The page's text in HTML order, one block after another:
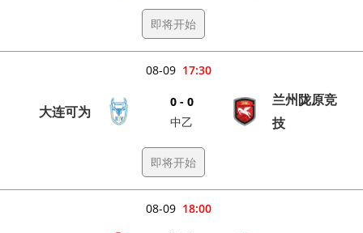
即将开始
17:30
08-09
大连可为
0 - 0
中乙
兰州陇原竞
技
即将开始
18:00
08-09